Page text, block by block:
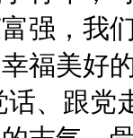
强，我
福美好
、跟党